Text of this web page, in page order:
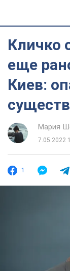
Кличко
еще
Киев:
Мария
7.05.2022
1